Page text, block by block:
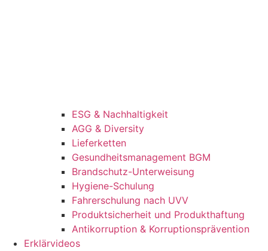
ESG & Nachhaltigkeit
AGG & Diversity
Lieferketten
Gesundheitsmanagement BGM
Brandschutz-Unterweisung
Hygiene-Schulung
Fahrerschulung nach UVV
Produktsicherheit und Produkthaftung
Antikorruption & Korruptionsprävention
Erklärvideos